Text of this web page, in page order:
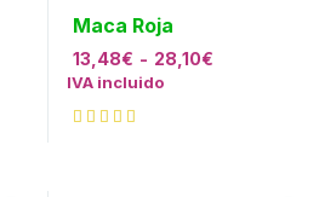
Maca Roja
13,48€ - 28,10€
IVA incluido